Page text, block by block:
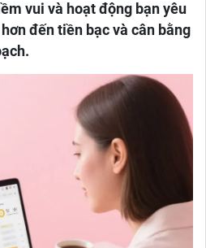
vui và hoạt động bạn yêu
đến tiền bạc và cân bằng